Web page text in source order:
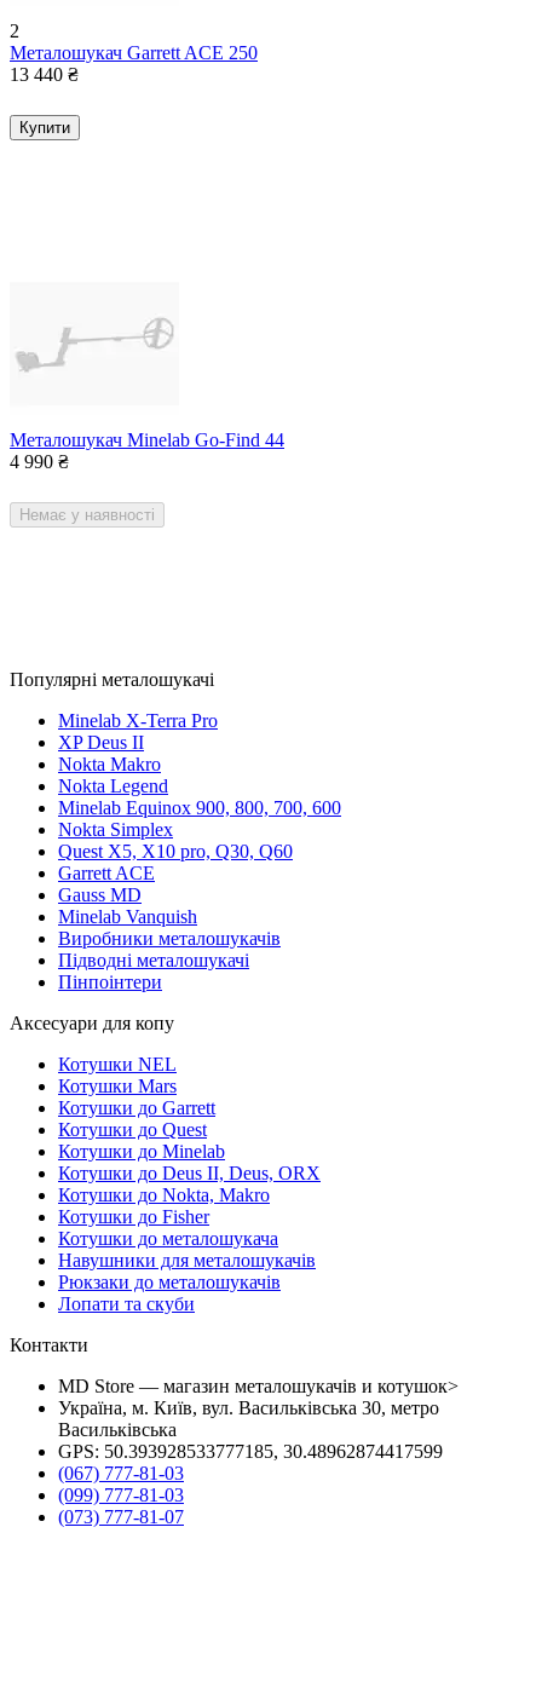
2
Металошукач Garrett ACE 250
13 440 ₴
Купити
Металошукач Minelab Go-Find 44
4 990 ₴
Немає у наявності
Популярні металошукачі
Minelab X-Terra Pro
XP Deus II
Nokta Makro
Nokta Legend
Minelab Equinox 900, 800, 700, 600
Nokta Simplex
Quest X5, X10 pro, Q30, Q60
Garrett ACE
Gauss MD
Minelab Vanquish
Виробники металошукачів
Підводні металошукачі
Пінпоінтери
Аксесуари для копу
Котушки NEL
Котушки Mars
Котушки до Garrett
Котушки до Quest
Котушки до Minelab
Котушки до Deus II, Deus, ORX
Котушки до Nokta, Makro
Котушки до Fisher
Котушки до металошукача
Навушники для металошукачів
Рюкзаки до металошукачів
Лопати та скуби
Контакти
MD Store — магазин металошукачів и котушок>
Україна, м. Київ, вул. Васильківська 30, метро
Васильківська
GPS: 50.393928533777185, 30.48962874417599
(067) 777-81-03
(099) 777-81-03
(073) 777-81-07